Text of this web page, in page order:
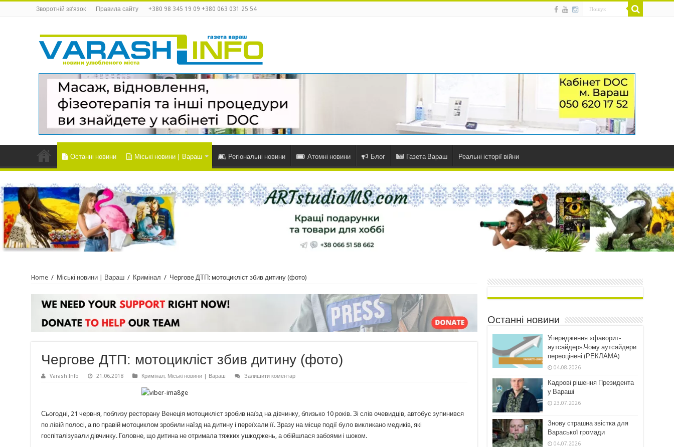
Зворотній зв’язок Правила сайту +380 98 345 19 09 +380 063 031 25 54
Останні новини Міські новини | Вараш Регіональні новини Атомні новини Блог Газета Вараш Реальні історії війни
Home / Міські новини | Вараш / Кримінал / Чергове ДТП: мотоцикліст збив дитину (фото)
Чергове ДТП: мотоцикліст збив дитину (фото)
Varash Info 21.06.2018 Кримінал, Міські новини | Вараш Залишити коментар
Сьогодні, 21 червня, поблизу ресторану Венеція мотоцикліст зробив наїзд на дівчинку, близько 10 років. Зі слів очевидців, автобус зупинився
по лівій полосі, а по правій мотоциклом зробили наїзд на дитину і переїхали її. Зразу на місце події було викликано медиків, які
госпіталізували дівчинку. Головне, що дитина не отримала тяжких ушкоджень, а обійшлася забоями і шоком.
Останні новини
Упередження «фаворит-
аутсайдер».Чому аутсайдери
переоцінені (РЕКЛАМА)
04.08.2026
Кадрові рішення Президента
у Вараші
23.07.2026
Знову страшна звістка для
Вараської громади
04.07.2026